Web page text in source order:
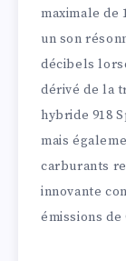
maximale de
un son
décibels
dérivé de la
hybride 918
mais
carburants
innovante
émissions de